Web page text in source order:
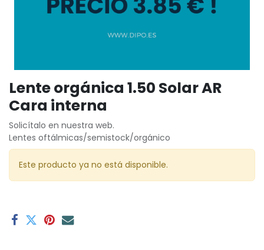
Lente orgánica 1.50 Solar AR
Cara interna
Solicítalo en nuestra web.
Lentes oftálmicas/semistock/orgánico
Este producto ya no está disponible.